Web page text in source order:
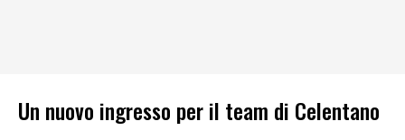
Un nuovo ingresso per il team di Celentano